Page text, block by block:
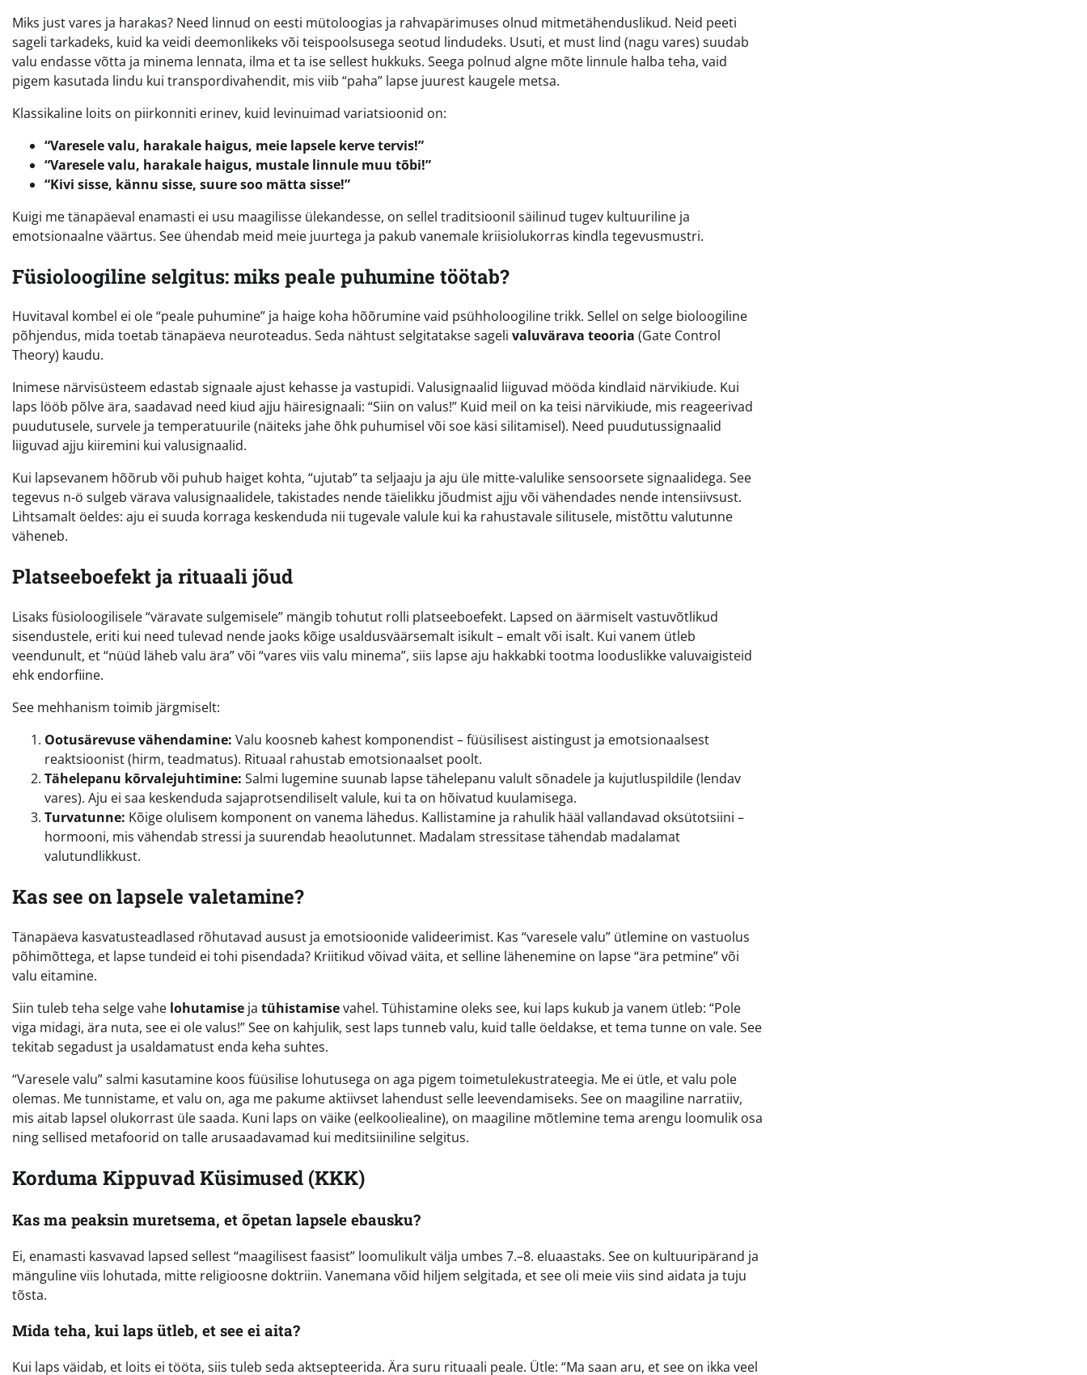
Miks just vares ja harakas? Need linnud on eesti mütoloogias ja rahvapärimuses olnud mitmetähenduslikud. Neid peeti
sageli tarkadeks, kuid ka veidi deemonlikeks või teispoolsusega seotud lindudeks. Usuti, et must lind (nagu vares) suudab
valu endasse võtta ja minema lennata, ilma et ta ise sellest hukkuks. Seega polnud algne mõte linnule halba teha, vaid
pigem kasutada lindu kui transpordivahendit, mis viib “paha” lapse juurest kaugele metsa.
Klassikaline loits on piirkonniti erinev, kuid levinuimad variatsioonid on:
“Varesele valu, harakale haigus, meie lapsele kerve tervis!”
“Varesele valu, harakale haigus, mustale linnule muu tõbi!”
“Kivi sisse, kännu sisse, suure soo mätta sisse!”
Kuigi me tänapäeval enamasti ei usu maagilisse ülekandesse, on sellel traditsioonil säilinud tugev kultuuriline ja
emotsionaalne väärtus. See ühendab meid meie juurtega ja pakub vanemale kriisiolukorras kindla tegevusmustri.
Füsioloogiline selgitus: miks peale puhumine töötab?
Huvitaval kombel ei ole “peale puhumine” ja haige koha hõõrumine vaid psühholoogiline trikk. Sellel on selge bioloogiline
põhjendus, mida toetab tänapäeva neuroteadus. Seda nähtust selgitatakse sageli valuvärava teooria (Gate Control
Theory) kaudu.
Inimese närvisüsteem edastab signaale ajust kehasse ja vastupidi. Valusignaalid liiguvad mööda kindlaid närvikiude. Kui
laps lööb põlve ära, saadavad need kiud ajju häiresignaali: “Siin on valus!” Kuid meil on ka teisi närvikiude, mis reageerivad
puudutusele, survele ja temperatuurile (näiteks jahe õhk puhumisel või soe käsi silitamisel). Need puudutussignaalid
liiguvad ajju kiiremini kui valusignaalid.
Kui lapsevanem hõõrub või puhub haiget kohta, “ujutab” ta seljaaju ja aju üle mitte-valulike sensoorsete signaalidega. See
tegevus n-ö sulgeb värava valusignaalidele, takistades nende täielikku jõudmist ajju või vähendades nende intensiivsust.
Lihtsamalt öeldes: aju ei suuda korraga keskenduda nii tugevale valule kui ka rahustavale silitusele, mistõttu valutunne
väheneb.
Platseeboefekt ja rituaali jõud
Lisaks füsioloogilisele “väravate sulgemisele” mängib tohutut rolli platseeboefekt. Lapsed on äärmiselt vastuvõtlikud
sisendustele, eriti kui need tulevad nende jaoks kõige usaldusväärsemalt isikult – emalt või isalt. Kui vanem ütleb
veendunult, et “nüüd läheb valu ära” või “vares viis valu minema”, siis lapse aju hakkabki tootma looduslikke valuvaigisteid
ehk endorfiine.
See mehhanism toimib järgmiselt:
Ootusärevuse vähendamine: Valu koosneb kahest komponendist – füüsilisest aistingust ja emotsionaalsest
reaktsioonist (hirm, teadmatus). Rituaal rahustab emotsionaalset poolt.
Tähelepanu kõrvalejuhtimine: Salmi lugemine suunab lapse tähelepanu valult sõnadele ja kujutluspildile (lendav
vares). Aju ei saa keskenduda sajaprotsendiliselt valule, kui ta on hõivatud kuulamisega.
Turvatunne: Kõige olulisem komponent on vanema lähedus. Kallistamine ja rahulik hääl vallandavad oksütotsiini –
hormooni, mis vähendab stressi ja suurendab heaolutunnet. Madalam stressitase tähendab madalamat
valutundlikkust.
Kas see on lapsele valetamine?
Tänapäeva kasvatusteadlased rõhutavad ausust ja emotsioonide valideerimist. Kas “varesele valu” ütlemine on vastuolus
põhimõttega, et lapse tundeid ei tohi pisendada? Kriitikud võivad väita, et selline lähenemine on lapse “ära petmine” või
valu eitamine.
Siin tuleb teha selge vahe lohutamise ja tühistamisevahel. Tühistamine oleks see, kui laps kukub ja vanem ütleb: “Pole
viga midagi, ära nuta, see ei ole valus!” See on kahjulik, sest laps tunneb valu, kuid talle öeldakse, et tema tunne on vale. See
tekitab segadust ja usaldamatust enda keha suhtes.
“Varesele valu” salmi kasutamine koos füüsilise lohutusega on aga pigem toimetulekustrateegia. Me ei ütle, et valu pole
olemas. Me tunnistame, et valu on, aga me pakume aktiivset lahendust selle leevendamiseks. See on maagiline narratiiv,
mis aitab lapsel olukorrast üle saada. Kuni laps on väike (eelkooliealine), on maagiline mõtlemine tema arengu loomulik osa
ning sellised metafoorid on talle arusaadavamad kui meditsiiniline selgitus.
Korduma Kippuvad Küsimused (KKK)
Kas ma peaksin muretsema, et õpetan lapsele ebausku?
Ei, enamasti kasvavad lapsed sellest “maagilisest faasist” loomulikult välja umbes 7.–8. eluaastaks. See on kultuuripärand ja
mänguline viis lohutada, mitte religioosne doktriin. Vanemana võid hiljem selgitada, et see oli meie viis sind aidata ja tuju
tõsta.
Mida teha, kui laps ütleb, et see ei aita?
Kui laps väidab, et loits ei tööta, siis tuleb seda aktsepteerida. Ära suru rituaali peale. Ütle: “Ma saan aru, et see on ikka veel